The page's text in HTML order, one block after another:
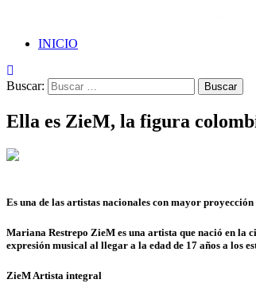
INICIO
Buscar:
Ella es ZieM, la figura
Es una de las artistas nacionales con mayor
Mariana Restrepo ZieM es una artista que nació en la
expresión musical al llegar a la edad de 17 años a los
ZieM Artista integral